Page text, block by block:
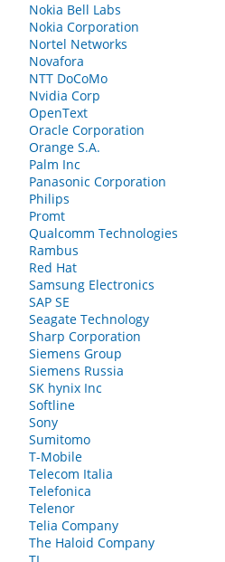
Nokia Bell Labs
Nokia Corporation
Nortel Networks
Novafora
NTT DoCoMo
Nvidia Corp
OpenText
Oracle Corporation
Orange S.A.
Palm Inc
Panasonic Corporation
Philips
Promt
Qualcomm Technologies
Rambus
Red Hat
Samsung Electronics
SAP SE
Seagate Technology
Sharp Corporation
Siemens Group
Siemens Russia
SK hynix Inc
Softline
Sony
Sumitomo
T-Mobile
Telecom Italia
Telefonica
Telenor
Telia Company
The Haloid Company